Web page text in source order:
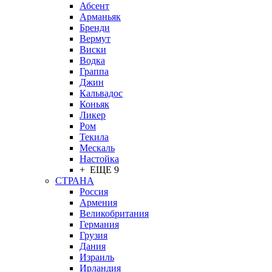
Абсент
Арманьяк
Бренди
Вермут
Виски
Водка
Граппа
Джин
Кальвадос
Коньяк
Ликер
Ром
Текила
Мескаль
Настойка
+ ЕЩЕ 9
СТРАНА
Россия
Армения
Великобритания
Германия
Грузия
Дания
Израиль
Ирландия